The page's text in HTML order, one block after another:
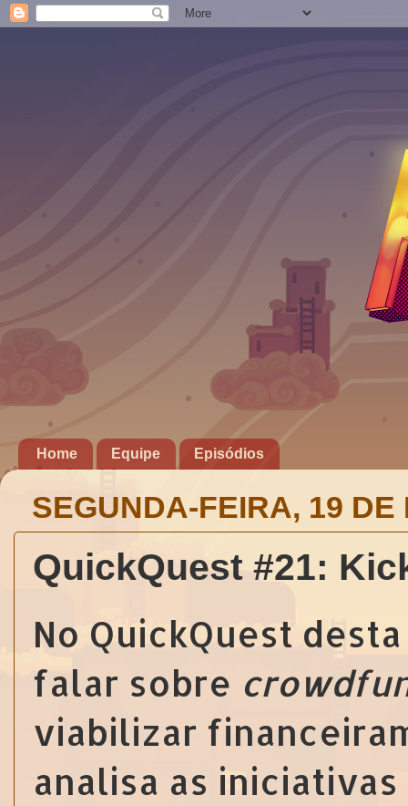
Home Equipe Episódios
SEGUNDA-FEIRA, 19 DE
QuickQuest #21:
No QuickQuest
falar sobre
viabilizar
analisa as